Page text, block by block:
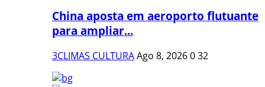
China aposta em aeroporto flutuante
para ampliar...
3CLIMAS CULTURAAgo 8, 2026032